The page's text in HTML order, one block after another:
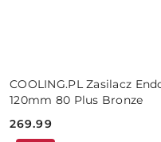
COOLING.PL Zasilacz
120mm 80 Plus Bronze
Cena:
269.99